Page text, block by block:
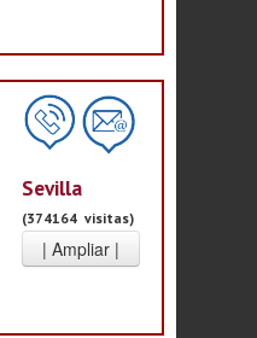
Sevilla
(374164 visitas)